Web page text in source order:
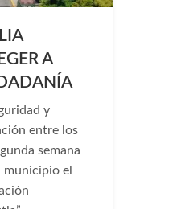
A
y
entre los
semana
municipio el